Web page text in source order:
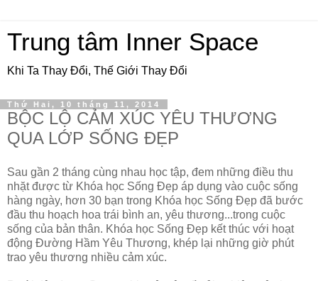
Trung tâm Inner Space
Khi Ta Thay Đổi, Thế Giới Thay Đổi
Thứ Hai, 10 tháng 11, 2014
BỘC LỘ CẢM XÚC YÊU THƯƠNG
QUA LỚP SỐNG ĐẸP
Sau gần 2 tháng cùng nhau học tập, đem những điều thu
nhặt được từ Khóa học Sống Đẹp áp dụng vào cuộc sống
hàng ngày, hơn 30 bạn trong Khóa học Sống Đẹp đã bước
đầu thu hoạch hoa trái bình an, yêu thương...trong cuộc
sống của bản thân. Khóa học Sống Đẹp kết thúc với hoạt
động Đường Hầm Yêu Thương, khép lại những giờ phút
trao yêu thương nhiều cảm xúc.